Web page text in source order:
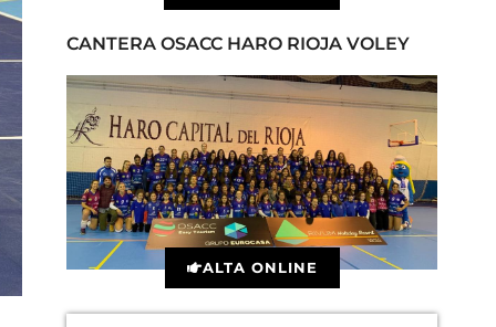
CANTERA OSACC HARO RIOJA VOLEY
ALTA ONLINE